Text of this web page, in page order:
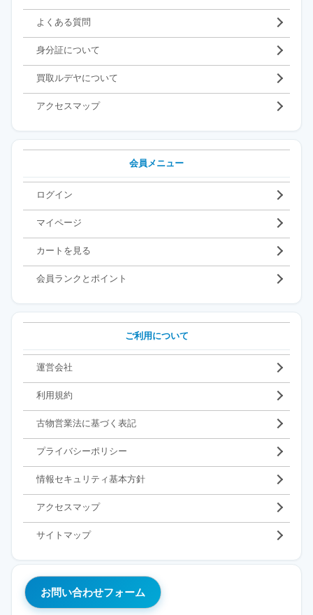
よくある質問
身分証について
買取ルデヤについて
アクセスマップ
会員メニュー
ログイン
マイページ
カートを見る
会員ランクとポイント
ご利用について
運営会社
利用規約
古物営業法に基づく表記
プライバシーポリシー
情報セキュリティ基本方針
アクセスマップ
サイトマップ
お問い合わせフォーム